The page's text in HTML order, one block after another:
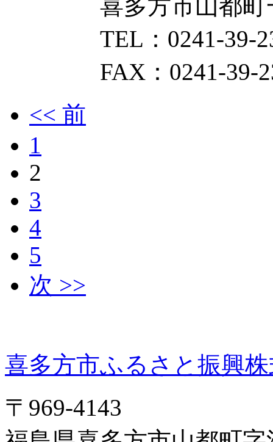
喜多方市山都町一
TEL：0241-39-
FAX：0241-39-
<< 前
1
2
3
4
5
次 >>
喜多方市ふるさと振興
〒969-4143